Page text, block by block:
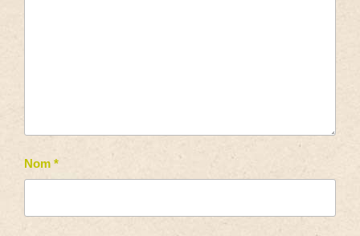
Nom *